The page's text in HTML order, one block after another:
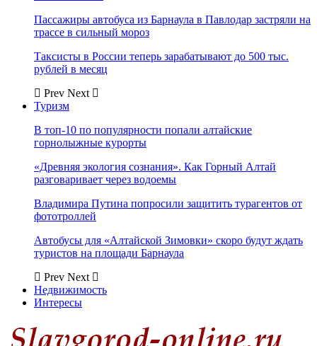
Пассажиры автобуса из Барнаула в Павлодар застряли на
трассе в сильный мороз
Таксисты в России теперь зарабатывают до 500 тыс.
рублей в месяц
Prev Next
Туризм
В топ-10 по популярности попали алтайские
горнолыжные курорты
«Древняя экология сознания». Как Горный Алтай
разговаривает через водоемы
Владимира Путина попросили защитить турагентов от
фототроллей
Автобусы для «Алтайской Зимовки» скоро будут ждать
туристов на площади Барнаула
Prev Next
Недвижимость
Интересы